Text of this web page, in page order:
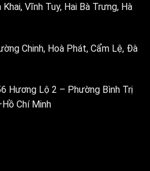
Khai, Vĩnh Tuy, Hai Bà Trưng, Hà
Chinh, Hoà Phát, Cẩm Lệ, Đà
Hương Lộ 2 – Phường Bình Trị
Chí Minh